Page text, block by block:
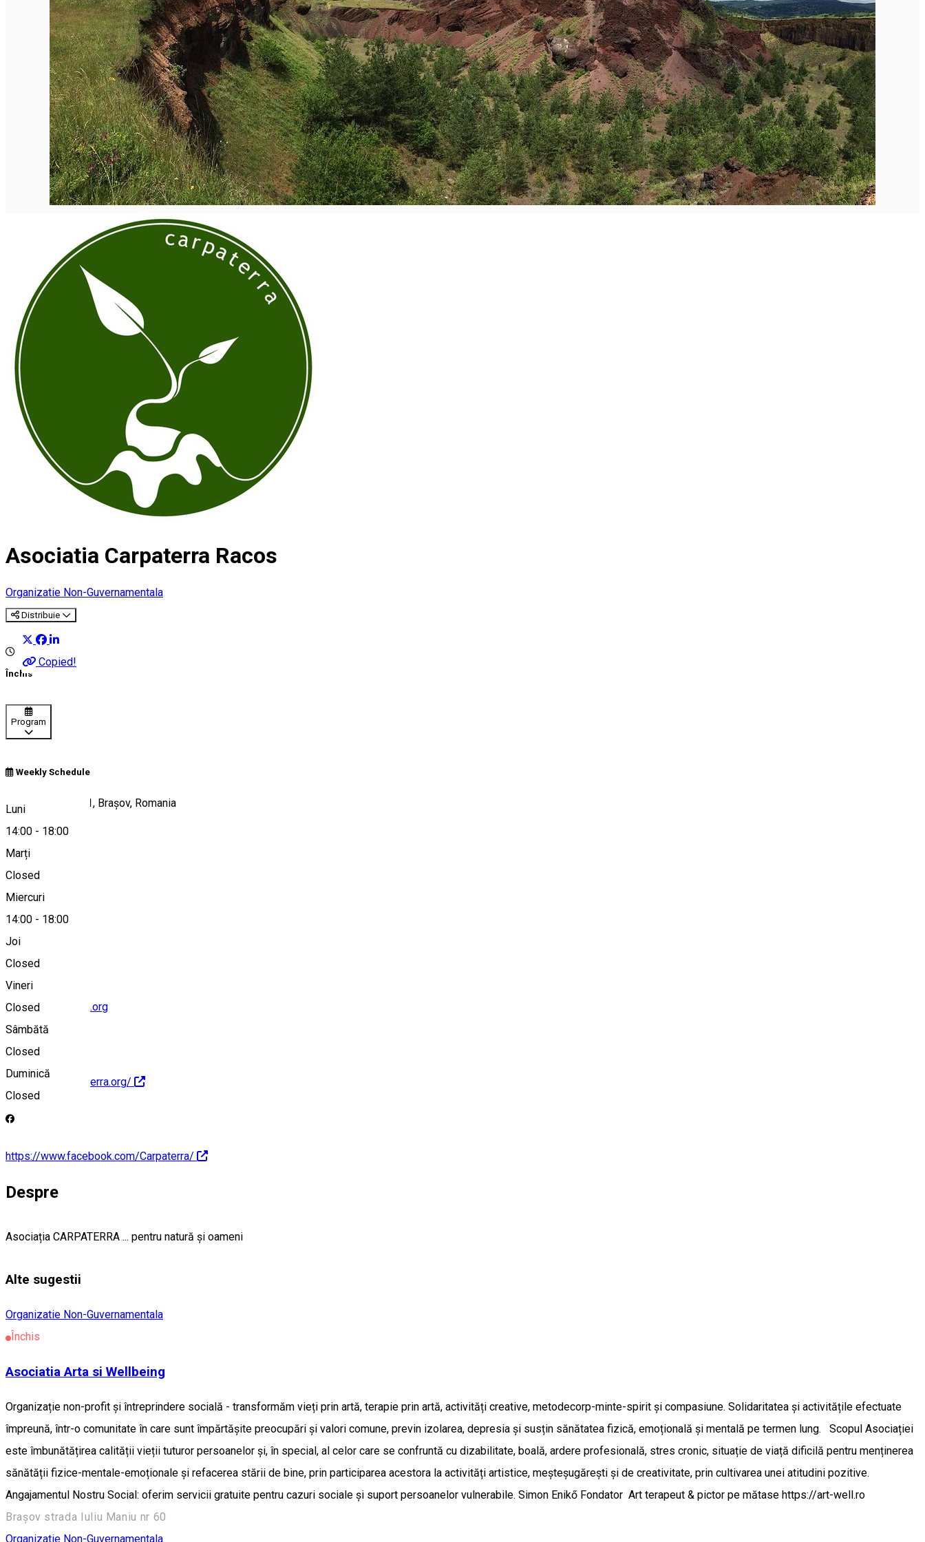
English
Asociatia Carpaterra Racos
Organizatie Non-Guvernamentala
Distribuie
Copied!
Închis
Program
Weekly Schedule
Luni
14:00 - 18:00
Marți
Closed
Miercuri
14:00 - 18:00
Joi
Closed
Vineri
Closed
Sâmbătă
Closed
Duminică
Closed
Strada Prundului 1, Brașov, Romania
Hartă
office@carpaterra.org
http://www.carpaterra.org/
https://www.facebook.com/Carpaterra/
Despre
Asociația CARPATERRA ... pentru natură și oameni
Alte sugestii
Organizatie Non-Guvernamentala
Închis
Asociatia Arta si Wellbeing
Organizație non-profit și întreprindere socială - transformăm vieți prin artă, terapie prin artă, activități creative, metodecorp-minte-spirit și compasiune. Solidaritatea și activitățile efectuate
împreună, într-o comunitate în care sunt împărtășite preocupări și valori comune, previn izolarea, depresia și susțin sănătatea fizică, emoțională și mentală pe termen lung. Scopul Asociației
este îmbunătățirea calității vieții tuturor persoanelor și, în special, al celor care se confruntă cu dizabilitate, boală, ardere profesională, stres cronic, situație de viață dificilă pentru menținerea
sănătății fizice-mentale-emoționale și refacerea stării de bine, prin participarea acestora la activități artistice, meșteșugărești și de creativitate, prin cultivarea unei atitudini pozitive.
Angajamentul Nostru Social: oferim servicii gratuite pentru cazuri sociale și suport persoanelor vulnerabile. Simon Enikő Fondator Art terapeut & pictor pe mătase https://art-well.ro
Brașov strada Iuliu Maniu nr 60
Organizatie Non-Guvernamentala